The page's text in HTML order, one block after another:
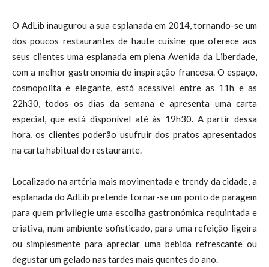
O AdLib inaugurou a sua esplanada em 2014, tornando-se um
dos poucos restaurantes de haute cuisine que oferece aos
seus clientes uma esplanada em plena Avenida da Liberdade,
com a melhor gastronomia de inspiração francesa. O espaço,
cosmopolita e elegante, está acessível entre as 11h e as
22h30, todos os dias da semana e apresenta uma carta
especial, que está disponível até às 19h30. A partir dessa
hora, os clientes poderão usufruir dos pratos apresentados
na carta habitual do restaurante.
Localizado na artéria mais movimentada e trendy da cidade, a
esplanada do AdLib pretende tornar-se um ponto de paragem
para quem privilegie uma escolha gastronómica requintada e
criativa, num ambiente sofisticado, para uma refeição ligeira
ou simplesmente para apreciar uma bebida refrescante ou
degustar um gelado nas tardes mais quentes do ano.